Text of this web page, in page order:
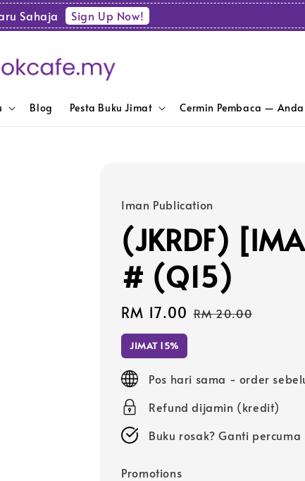
Sahaja Sign Up Now!
Blog Pesta Buku Jimat Cermin Pembaca —
Iman Publication
(JKRDF)
# (Q15)
Sale
price
RM 17.00 Regular
RM 20.00
JIMAT 15%
Pos hari sama - order
Refund dijamin (kredit)
Buku rosak? Ganti percuma
Promotions